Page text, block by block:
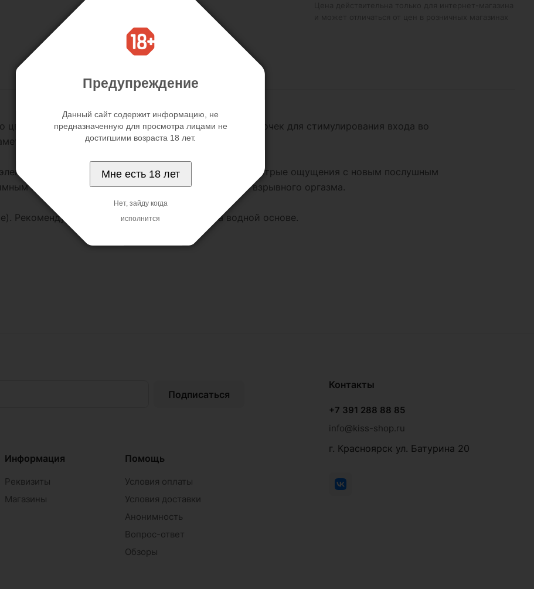
Вибромассажер имеет вагинальный отросточек для стимулирования входа во
2 см.
вставляется в кармашек на лепестке. Новые острые ощущения с новым послушным
местам и будет трепетать в ожидании вашего взрывного оргазма.
Рекомендуется использовать со смазкой на водной основе.
Подписаться
Информация
Реквизиты
Магазины
Помощь
Условия оплаты
Условия доставки
Анонимность
Вопрос-ответ
Обзоры
Контакты
+7 391 288 88 85
info@kiss-shop.ru
г. Красноярск ул. Батурина 20
Предупреждение
Данный сайт содержит информацию, не
предназначенную для просмотра лицами не
достигшими возраста 18 лет.
Мне есть 18 лет
Нет, зайду когда
исполнится